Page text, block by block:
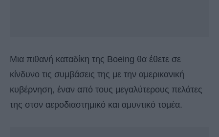
Μια πιθανή καταδίκη της Boeing θα έθετε σε
κίνδυνο τις συμβάσεις της με την αμερικανική
κυβέρνηση, έναν από τους μεγαλύτερους πελάτες
της στον αεροδιαστημικό και αμυντικό τομέα.